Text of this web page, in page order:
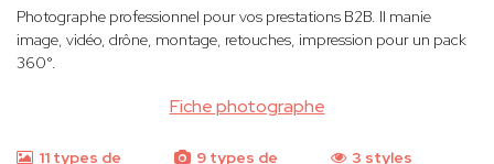
Fiche photographe
Photographe professionnel pour vos prestations B2B. Il manie
image, vidéo, drône, montage, retouches, impression pour un pack
360°.
11 types de
9 types de
3 styles